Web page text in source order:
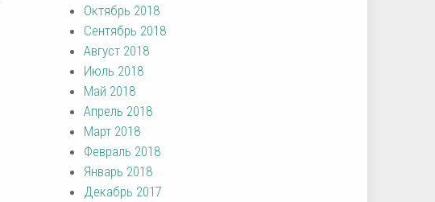
Октябрь 2018
Сентябрь 2018
Август 2018
Июль 2018
Май 2018
Апрель 2018
Март 2018
Февраль 2018
Январь 2018
Декабрь 2017